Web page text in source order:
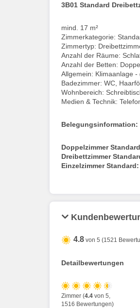
3B01 Standard
mind. 17 m²
Zimmerkategorie:
Zimmertyp:
Anzahl der Räume:
Anzahl der Betten:
Allgemein: Klimaanlage -
Badezimmer: WC,
Wohnbereich:
Medien & Technik:
Belegungsinformation:
Doppelzimmer
Dreibettzimmer
Einzelzimmer Standard:
4.8 von 5 (1521
Detailbewertungen
Zimmer (4.4 von 5,
1516 Bewertungen)